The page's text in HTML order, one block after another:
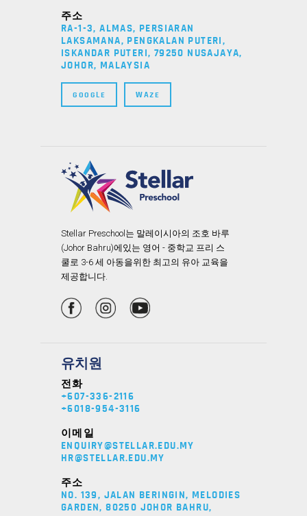
주소
RA-1-3, ALMAS, PERSIARAN
LAKSAMANA, PENGKALAN PUTERI,
ISKANDAR PUTERI, 79250 NUSAJAYA,
JOHOR, MALAYSIA
GOOGLE WAZE
Stellar Preschool는 말레이시아의 조호 바루
(Johor Bahru)에있는 영어 - 중학교 프리 스
쿨로 3-6 세 아동을위한 최고의 유아 교육을
제공합니다.
유치원
전화
+607-336-2116
+6018-954-3116
이메일
ENQUIRY@STELLAR.EDU.MY
HR@STELLAR.EDU.MY
주소
NO. 139, JALAN BERINGIN, MELODIES
GARDEN, 80250 JOHOR BAHRU,